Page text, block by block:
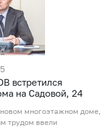
встретился
на Садовой, 24
новом многоэтажном доме,
трудом ввели